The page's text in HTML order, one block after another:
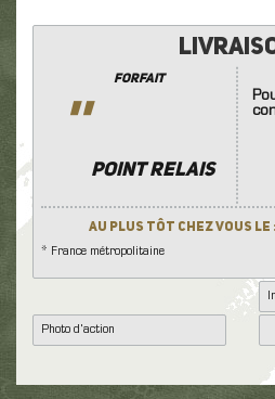
Forfait
''
POINT RELAIS
Au plus tôt chez vous le :
* France métropolitaine
Photo d'action